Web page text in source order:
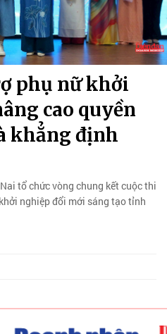
phụ nữ khởi
cao quyền
khẳng định
tổ chức vòng chung kết cuộc thi
nghiệp đổi mới sáng tạo tỉnh